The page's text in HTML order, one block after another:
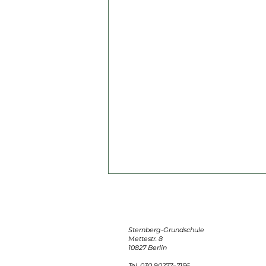
Sternberg-Grundschule
Mettestr. 8
10827 Berlin